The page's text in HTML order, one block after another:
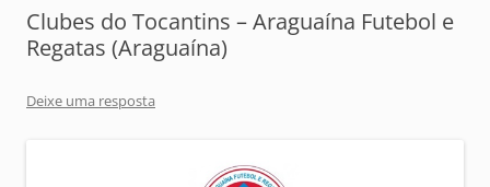
Clubes do Tocantins – Araguaína Futebol e
Regatas (Araguaína)
Deixe uma resposta